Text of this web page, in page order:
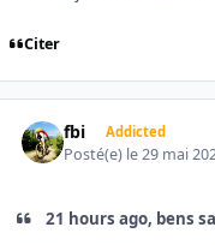
Citer
fbi Addicted
Posté(e) le 29 mai
21 hours ago, bens